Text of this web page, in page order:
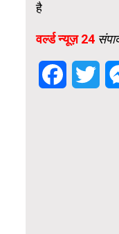
है
वर्ल्ड न्यूज़ 24
Facebook